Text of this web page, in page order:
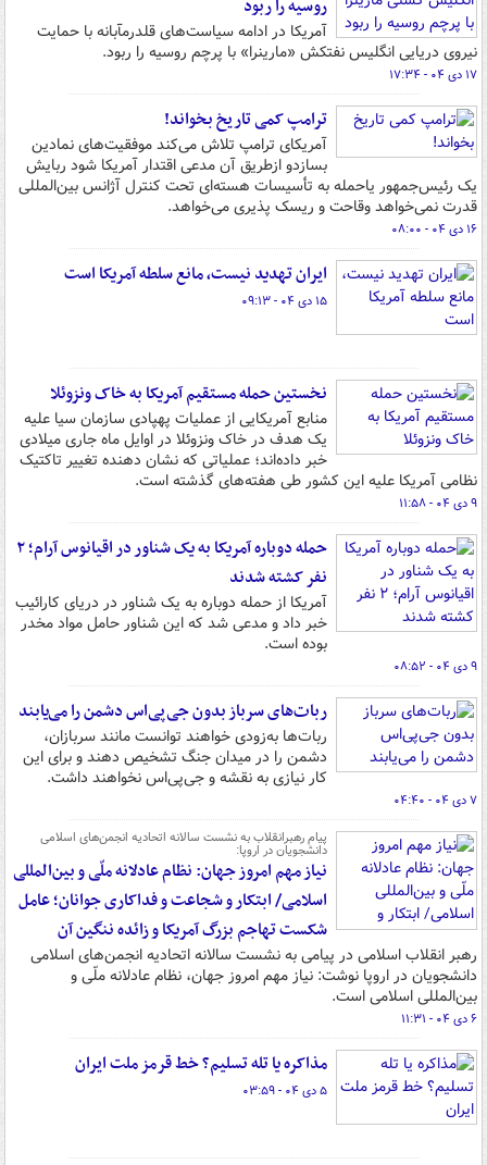
روسیه را ربود
آمریکا در ادامه سیاست‌های قلدرمآبانه با حمایت
نیروی دریایی انگلیس نفتکش «مارینرا» با پرچم روسیه را ربود.
۱۷ دی ۰۴ - ۱۷:۳۴
ترامپ کمی تاریخ بخواند!
آمریکای ترامپ تلاش می‌کند موفقیت‌های نمادین
بسازدو ازطریق آن مدعی اقتدار آمریکا شود ربایش
یک رئیس‌جمهور یاحمله به تأسیسات هسته‌ای تحت کنترل آژانس بین‌المللی
قدرت نمی‌خواهد وقاحت و ریسک پذیری می‌خواهد.
۱۶ دی ۰۴ - ۰۸:۰۰
ایران تهدید نیست، مانع سلطه آمریکا است
۱۵ دی ۰۴ - ۰۹:۱۳
نخستین حمله مستقیم آمریکا به خاک ونزوئلا
منابع آمریکایی از عملیات پهپادی سازمان سیا علیه
یک هدف در خاک ونزوئلا در اوایل ماه جاری میلادی
خبر داده‌اند؛ عملیاتی که نشان دهنده تغییر تاکتیک
نظامی آمریکا علیه این کشور طی هفته‌های گذشته است.
۹ دی ۰۴ - ۱۱:۵۸
حمله دوباره آمریکا به یک شناور در اقیانوس آرام؛ ۲
نفر کشته شدند
آمریکا از حمله دوباره به یک شناور در دریای کارائیب
خبر داد و مدعی شد که این شناور حامل مواد مخدر
بوده است.
۹ دی ۰۴ - ۰۸:۵۲
ربات‌های سرباز بدون جی‌پی‌اس دشمن را می‌یابند
ربات‌ها به‌زودی خواهند توانست مانند سربازان،
دشمن را در میدان جنگ تشخیص دهند و برای این
کار نیازی به نقشه و جی‌پی‌اس نخواهند داشت.
۷ دی ۰۴ - ۰۴:۴۰
پیام رهبرانقلاب به نشست سالانه اتحادیه انجمن‌های اسلامی
دانشجویان در اروپا:
نیاز مهم امروز جهان: نظام عادلانه ملّی و بین‌المللی
اسلامی/ ابتکار و شجاعت و فداکاری جوانان؛ عامل
شکست تهاجم بزرگ آمریکا و زائده ننگین آن
رهبر انقلاب اسلامی در پیامی به نشست سالانه اتحادیه انجمن‌های اسلامی
دانشجویان در اروپا نوشت: نیاز مهم امروز جهان، نظام عادلانه ملّی و
بین‌المللی اسلامی است.
۶ دی ۰۴ - ۱۱:۳۱
مذاکره یا تله تسلیم؟ خط قرمز ملت ایران
۵ دی ۰۴ - ۰۳:۵۹